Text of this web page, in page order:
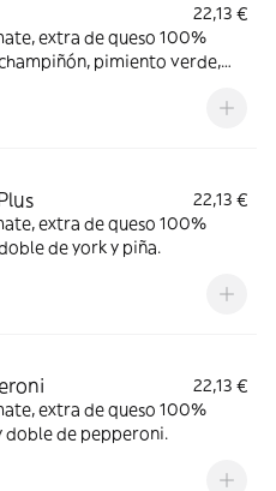
22,13 €
extra de queso 100%
pimiento verde,
22,13 €
extra de queso 100%
de york y piña.
22,13 €
extra de queso 100%
doble de pepperoni.